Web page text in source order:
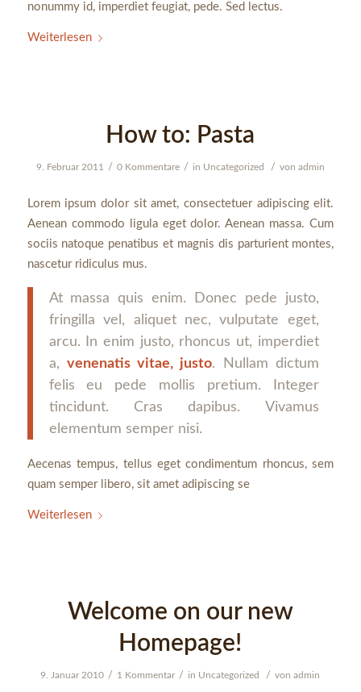
nonummy id, imperdiet feugiat, pede. Sed lectus.
Weiterlesen
How to: Pasta
9. Februar 2011 / 0 Kommentare / in Uncategorized / von admin
Lorem ipsum dolor sit amet, consectetuer adipiscing elit.
Aenean commodo ligula eget dolor. Aenean massa. Cum
sociis natoque penatibus et magnis dis parturient montes,
nascetur ridiculus mus.
At massa quis enim. Donec pede justo,
fringilla vel, aliquet nec, vulputate eget,
arcu. In enim justo, rhoncus ut, imperdiet
a, venenatis vitae, justo. Nullam dictum
felis eu pede mollis pretium. Integer
tincidunt. Cras dapibus. Vivamus
elementum semper nisi.
Aecenas tempus, tellus eget condimentum rhoncus, sem
quam semper libero, sit amet adipiscing se
Weiterlesen
Welcome on our new
Homepage!
9. Januar 2010 / 1 Kommentar / in Uncategorized / vonadmin